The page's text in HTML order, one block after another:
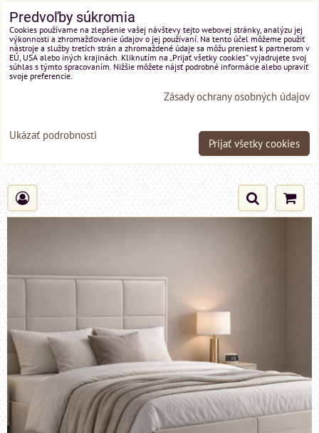
Predvoľby súkromia
Cookies používame na zlepšenie vašej návštevy tejto webovej stránky, analýzu jej
výkonnosti a zhromažďovanie údajov o jej používaní. Na tento účel môžeme použiť
nástroje a služby tretích strán a zhromaždené údaje sa môžu preniesť k partnerom v
EÚ, USA alebo iných krajinách. Kliknutím na „Prijať všetky cookies“ vyjadrujete svoj
súhlas s týmto spracovaním. Nižšie môžete nájsť podrobné informácie alebo upraviť
svoje preferencie.
Zásady ochrany osobných údajov
Ukázať podrobnosti
Prijať všetky cookies